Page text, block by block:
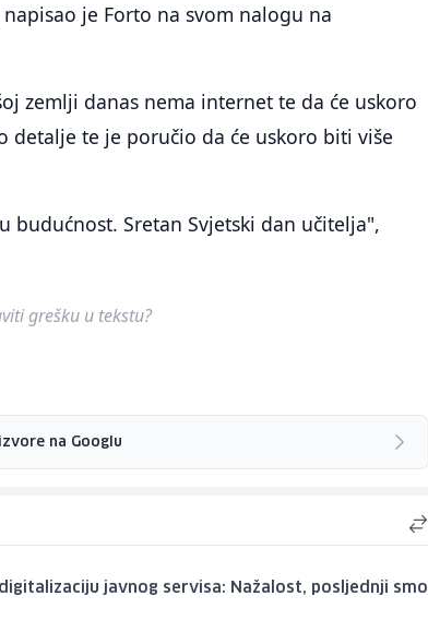
je Forto na svom nalogu na
zemlji danas nema internet te da će uskoro
te je poručio da će uskoro biti više
budućnost. Sretan Svjetski dan učitelja",
grešku u tekstu?
na Googlu
javnog servisa: Nažalost, posljednji smo